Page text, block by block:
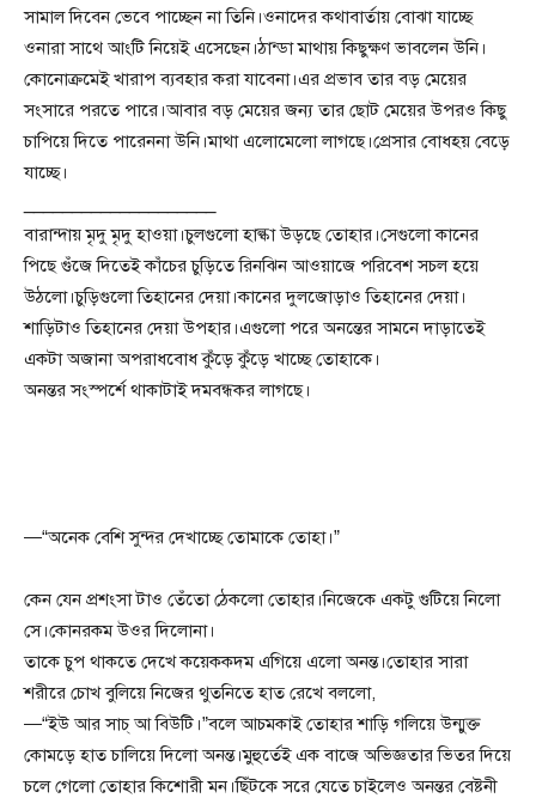
সামাল দিবেন ভেবে পাচ্ছেন না তিনি।ওনাদের কথাবার্তায় বোঝা যাচ্ছে
ওনারা সাথে আংটি নিয়েই এসেছেন।ঠান্ডা মাথায় কিছুক্ষণ ভাবলেন উনি।
কোনোক্রমেই খারাপ ব্যবহার করা যাবেনা।এর প্রভাব তার বড় মেয়ের
সংসারে পরতে পারে।আবার বড় মেয়ের জন্য তার ছোট মেয়ের উপরও কিছু
চাপিয়ে দিতে পারেননা উনি।মাথা এলোমেলো লাগছে।প্রেসার বোধহয় বেড়ে
যাচ্ছে।
বারান্দায় মৃদু মৃদু হাওয়া।চুলগুলো হাল্কা উড়ছে তোহার।সেগুলো কানের
পিছে গুঁজে দিতেই কাঁচের চুড়িতে রিনঝিন আওয়াজে পরিবেশ সচল হয়ে
উঠলো।চুড়িগুলো তিহানের দেয়া।কানের দুলজোড়াও তিহানের দেয়া।
শাড়িটাও তিহানের দেয়া উপহার।এগুলো পরে অনন্তের সামনে দাড়াতেই
একটা অজানা অপরাধবোধ কুঁড়ে কুঁড়ে খাচ্ছে তোহাকে।
অনন্তর সংস্পর্শে থাকাটাই দমবন্ধকর লাগছে।
—“অনেক বেশি সুন্দর দেখাচ্ছে তোমাকে তোহা।”
কেন যেন প্রশংসা টাও তেঁতো ঠেকলো তোহার।নিজেকে একটু গুটিয়ে নিলো
সে।কোনরকম উওর দিলোনা।
তাকে চুপ থাকতে দেখে কয়েককদম এগিয়ে এলো অনন্ত।তোহার সারা
শরীরে চোখ বুলিয়ে নিজের থুতনিতে হাত রেখে বললো,
—“ইউ আর সাচ্ আ বিউটি।”বলে আচমকাই তোহার শাড়ি গলিয়ে উন্মুক্ত
কোমড়ে হাত চালিয়ে দিলো অনন্ত।মুহুর্তেই এক বাজে অভিজ্ঞতার ভিতর দিয়ে
চলে গেলো তোহার কিশোরী মন।ছিঁটকে সরে যেতে চাইলেও অনন্তর বেষ্টনী